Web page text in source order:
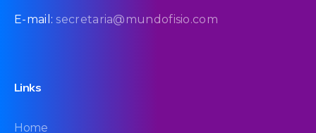
E-mail: secretaria@mundofisio.com
Links
Home